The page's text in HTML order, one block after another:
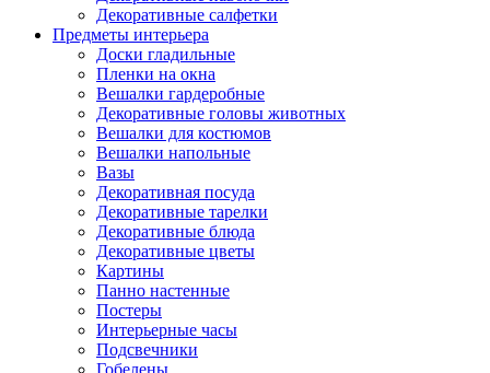
Декоративные салфетки
Предметы интерьера
Доски гладильные
Пленки на окна
Вешалки гардеробные
Декоративные головы животных
Вешалки для костюмов
Вешалки напольные
Вазы
Декоративная посуда
Декоративные тарелки
Декоративные блюда
Декоративные цветы
Картины
Панно настенные
Постеры
Интерьерные часы
Подсвечники
Гобелены